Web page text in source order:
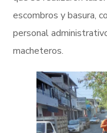
escombros y basura,
personal
macheteros.